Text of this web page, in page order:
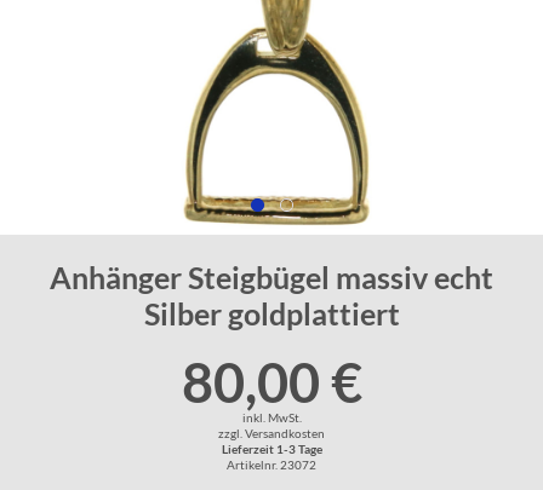
Anhänger Steigbügel massiv echt
Silber goldplattiert
80,00 €
inkl. MwSt.
zzgl. Versandkosten
Lieferzeit 1-3 Tage
Artikelnr. 23072